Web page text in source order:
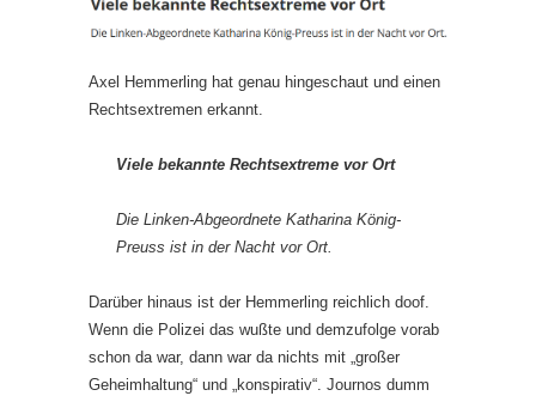
Axel Hemmerling hat genau hingeschaut und einen
Rechtsextremen erkannt.
Viele bekannte Rechtsextreme vor Ort
Die Linken-Abgeordnete Katharina König-
Preuss ist in der Nacht vor Ort.
Darüber hinaus ist der Hemmerling reichlich doof.
Wenn die Polizei das wußte und demzufolge vorab
schon da war, dann war da nichts mit „großer
Geheimhaltung“ und „konspirativ“. Journos dumm